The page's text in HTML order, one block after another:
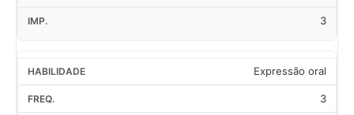
3
Expressão oral
3